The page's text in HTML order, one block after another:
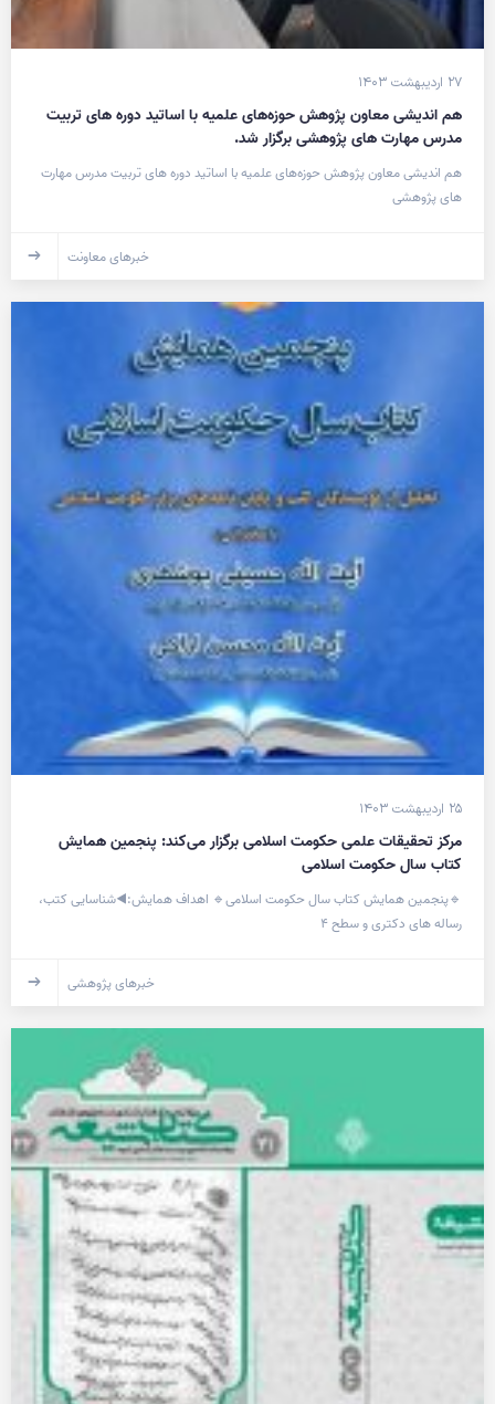
۲۷ اردیبهشت ۱۴۰۳
هم اندیشی معاون پژوهش حوزه‌های علمیه با اساتید دوره های تربیت
مدرس مهارت های پژوهشی برگزار شد.
هم اندیشی معاون پژوهش حوزه‌های علمیه با اساتید دوره های تربیت مدرس مهارت
های پژوهشی
خبرهای معاونت
۲۵ اردیبهشت ۱۴۰۳
مرکز تحقیقات علمی حکومت اسلامی برگزار می‌کند: پنجمین همایش
کتاب سال حکومت اسلامی
🔹پنجمین همایش کتاب سال حکومت اسلامی🔹 اهداف همایش:◀️شناسایی کتب،
رساله های دکتری و سطح ۴
خبرهای پژوهشی